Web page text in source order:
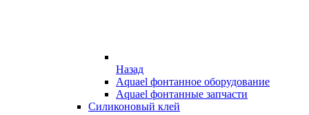
Назад
Aquael фонтанное оборудование
Aquael фонтанные запчасти
Силиконовый клей